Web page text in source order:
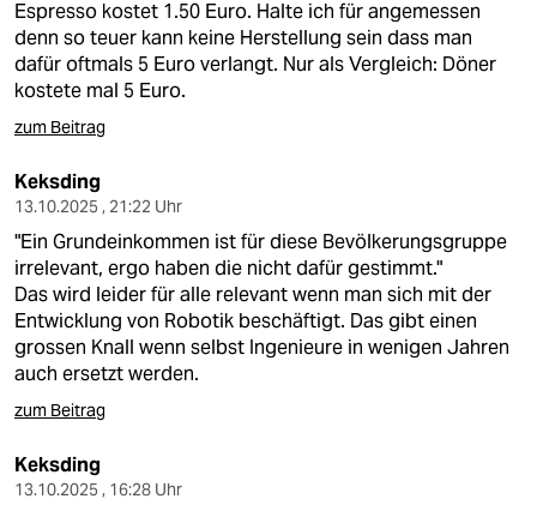
verlag
veranstaltungen
shop
fragen & hilfe
unterstützen
abo
genossenschaft
epaper login
Espresso kostet 1.50 Euro. Halte ich für angemessen
denn so teuer kann keine Herstellung sein dass man
dafür oftmals 5 Euro verlangt. Nur als Vergleich: Döner
kostete mal 5 Euro.
zum Beitrag
Keksding
13.10.2025 , 21:22 Uhr
"Ein Grundeinkommen ist für diese Bevölkerungsgruppe
irrelevant, ergo haben die nicht dafür gestimmt."
Das wird leider für alle relevant wenn man sich mit der
Entwicklung von Robotik beschäftigt. Das gibt einen
grossen Knall wenn selbst Ingenieure in wenigen Jahren
auch ersetzt werden.
zum Beitrag
Keksding
13.10.2025 , 16:28 Uhr